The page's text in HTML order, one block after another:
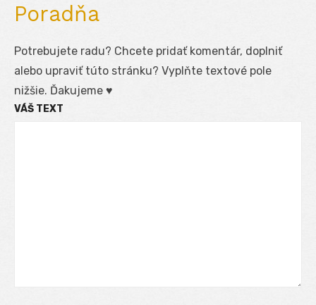
Poradňa
Potrebujete radu? Chcete pridať komentár, doplniť
alebo upraviť túto stránku? Vyplňte textové pole
nižšie. Ďakujeme ♥
VÁŠ TEXT